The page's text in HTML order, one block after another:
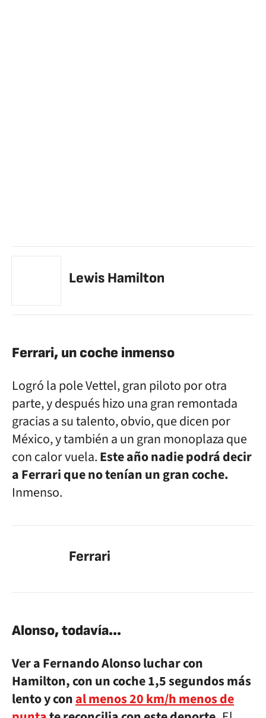
Lewis Hamilton
Ferrari, un coche inmenso
Logró la pole Vettel, gran piloto por otra
parte, y después hizo una gran remontada
gracias a su talento, obvio, que dicen por
México, y también a un gran monoplaza que
con calor vuela.Este año nadie podrá decir
a Ferrari que no tenían un gran coche.
Inmenso.
Ferrari
Alonso, todavía…
Ver a Fernando Alonso luchar con
Hamilton, con un coche 1,5 segundos más
lento y conal menos 20 km/h menos de